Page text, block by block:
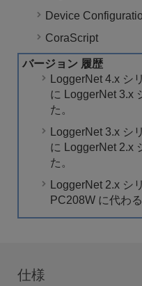
Device
CoraScript
バージョン 履歴
LoggerNet 4.x シ
に LoggerNet 3.x
た。
LoggerNet 3.x シ
に LoggerNet 2.x
た。
LoggerNet 2.x シ
PC208W に代わ
仕様